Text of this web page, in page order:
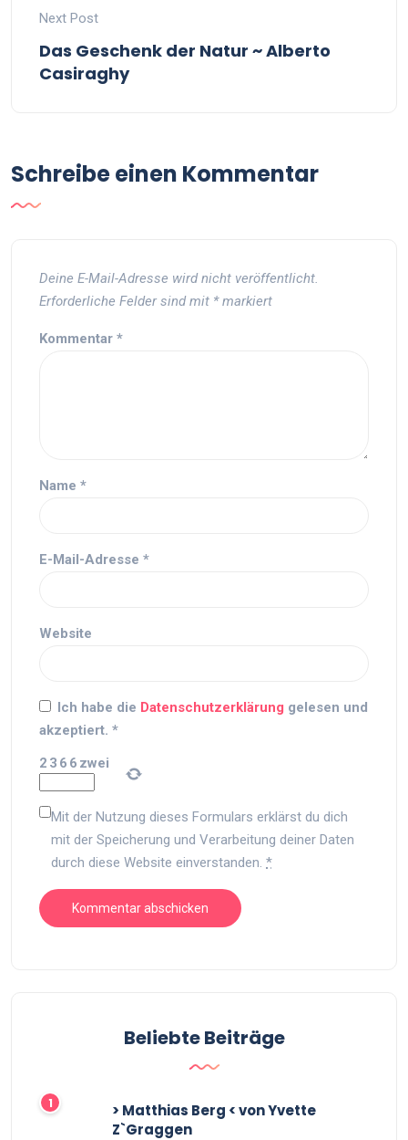
Next Post
Das Geschenk der Natur ~ Alberto
Casiraghy
Schreibe einen Kommentar
Deine E-Mail-Adresse wird nicht veröffentlicht.
Erforderliche Felder sind mit *markiert
Kommentar *
Name *
E-Mail-Adresse *
Website
Ich habe die Datenschutzerklärung gelesen und
akzeptiert. *
2 3 6 6 zwei
Mit der Nutzung dieses Formulars erklärst du dich
mit der Speicherung und Verarbeitung deiner Daten
durch diese Website einverstanden. *
Beliebte Beiträge
> Matthias Berg < von Yvette
Z`Graggen